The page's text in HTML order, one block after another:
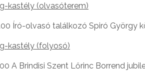
kastély (olvasóterem)
Író-olvasó találkozó Spiró György
kastély (folyosó)
A Brindisi Szent Lőrinc Borrend